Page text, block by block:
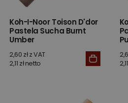
Koh-I-Noor Toison D'dor
Pastela Sucha Burnt
Umber
2,60 zł z VAT
2,11 zł netto